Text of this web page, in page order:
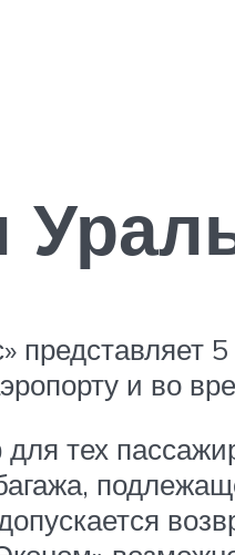
представляет
и во
тех